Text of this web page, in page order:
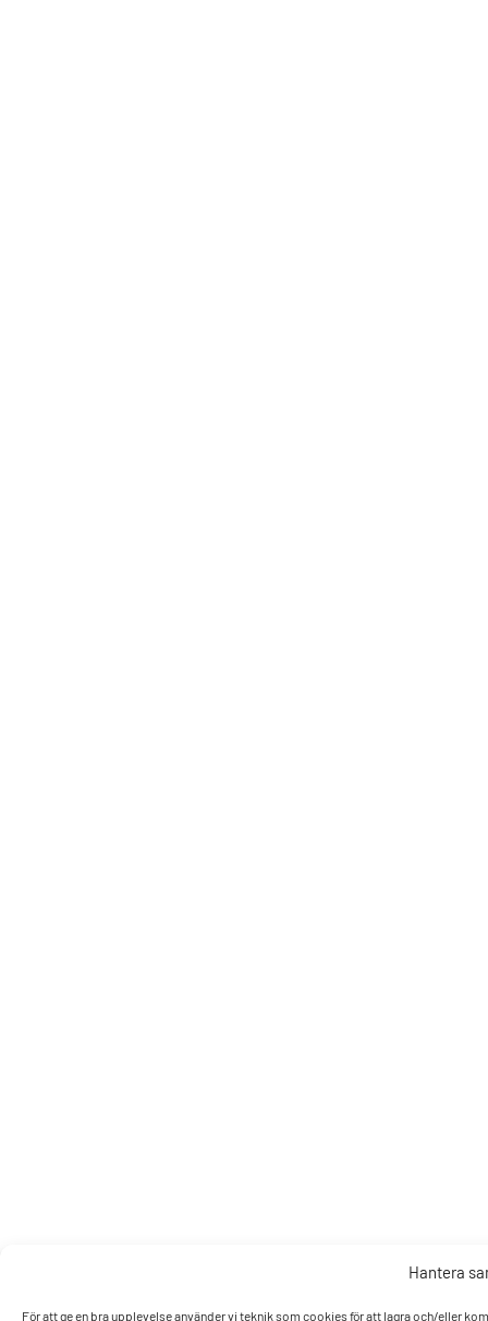
Hantera
För att ge en bra upplevelse använder vi teknik som cookies för att lagra och/eller